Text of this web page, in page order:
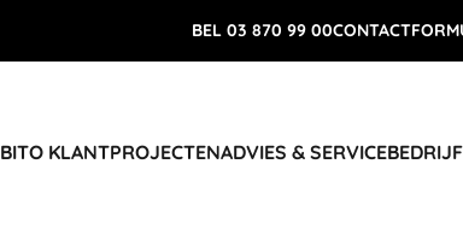
BEL 03 870 99 00
BITO KLANTPROJECTENADVIES & SERVICEBEDRIJF